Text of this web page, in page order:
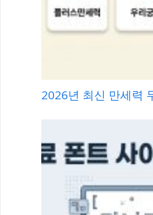
2026년 최신 만세력